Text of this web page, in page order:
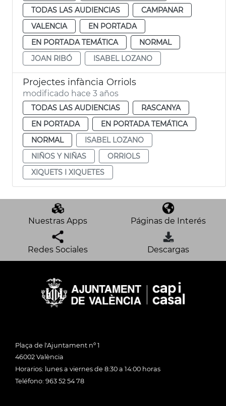
TODAS LAS AUDIENCIAS
CAMPANAR
VALENCIA
EN PORTADA
EN PORTADA TEMÁTICA
NORMAL
JOAN RIBÓ
ISABEL LOZANO
Projectes infància Orriols
modificado hace 3 años
TODAS LAS AUDIENCIAS
RASCANYA
EN PORTADA
EN PORTADA TEMÁTICA
NORMAL
ISABEL LOZANO
NIÑOS Y NIÑAS
ORRIOLS
XIQUETS I XIQUETES
Nuestras Apps Páginas de Interés
Redes Sociales Descargas
Plaça de l'Ajuntament nº 1
46002 València
Horarios: lunes a viernes de 8:30 a 14:00 horas
Teléfono: 963 52 54 78